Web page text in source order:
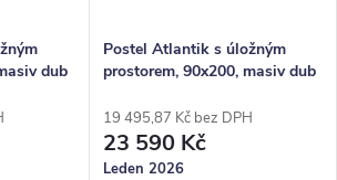
dub
Postel Atlantik s úložným
prostorem, 90x200, masiv dub
19 495,87 Kč bez DPH
23 590 Kč
Leden 2026